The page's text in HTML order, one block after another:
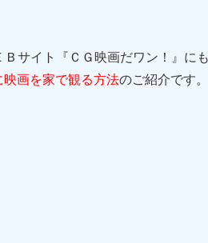
Ｂサイト『ＣＧ映画だワン！』に
映画を家で観る方法のご紹介です。